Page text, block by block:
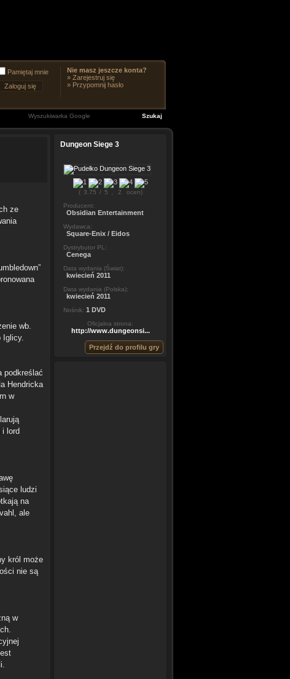
Pamiętaj mnie
Nie masz jeszcze konta?
» Zarejestruj się
» Przypomnij hasło
ze
wb.
Iglicy.
podkreślać
Hendricka
w
i lord
ludzi
na
ale
król może
nie są
w
Dungeon Siege 3
( 3.75 / 5 2
ocen)
Producent:
Obsidian Entertainment
Wydawca:
Square-Enix / Eidos
Dystrybutor PL:
Cenega
Data wydania (Świat):
kwiecień 2011
Data wydania (Polska):
kwiecień 2011
Nośnik: 1 DVD
Oficjalna strona:
http://www.dungeonsi...
Przejdź do profilu gry